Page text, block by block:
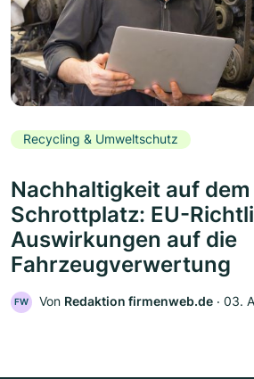
Recycling & Umweltschutz
Nachhaltigkeit auf dem
Schrottplatz: EU-
Auswirkungen auf die
Fahrzeugverwertung
FW Von Redaktion firmenweb.de ‧ 03.